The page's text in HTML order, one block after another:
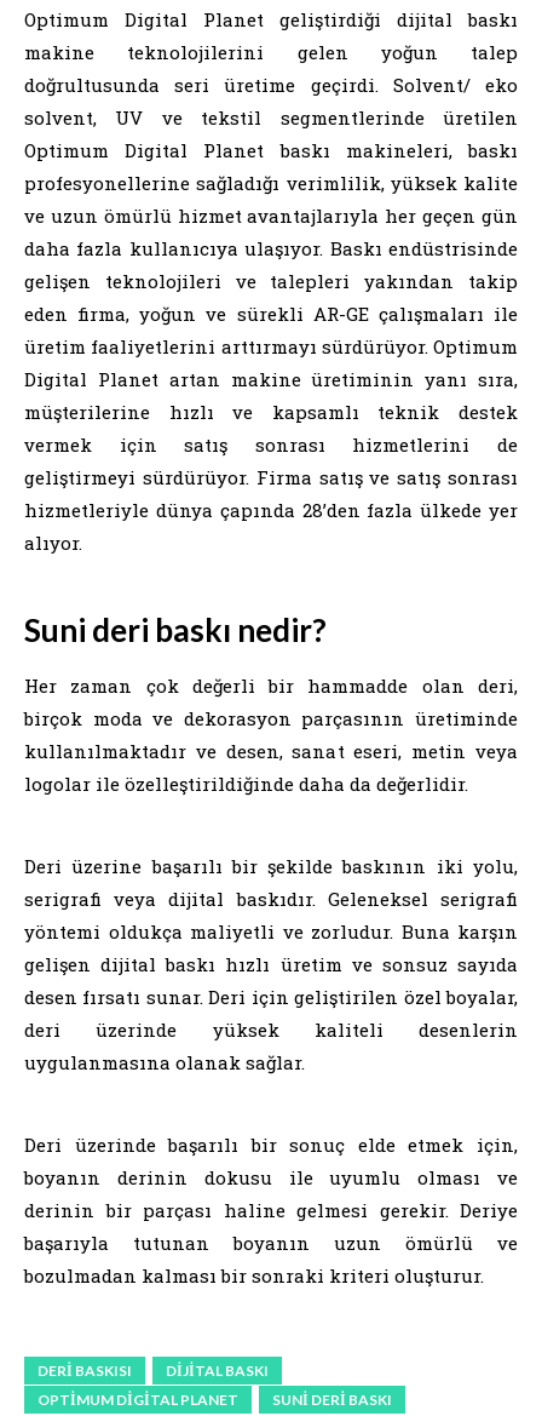
Optimum Digital Planet geliştirdiği dijital baskı
makine teknolojilerini gelen yoğun talep
doğrultusunda seri üretime geçirdi. Solvent/ eko
solvent, UV ve tekstil segmentlerinde üretilen
Optimum Digital Planet baskı makineleri, baskı
profesyonellerine sağladığı verimlilik, yüksek kalite
ve uzun ömürlü hizmet avantajlarıyla her geçen gün
daha fazla kullanıcıya ulaşıyor. Baskı endüstrisinde
gelişen teknolojileri ve talepleri yakından takip
eden firma, yoğun ve sürekli AR-GE çalışmaları ile
üretim faaliyetlerini arttırmayı sürdürüyor. Optimum
Digital Planet artan makine üretiminin yanı sıra,
müşterilerine hızlı ve kapsamlı teknik destek
vermek için satış sonrası hizmetlerini de
geliştirmeyi sürdürüyor. Firma satış ve satış sonrası
hizmetleriyle dünya çapında 28’den fazla ülkede yer
alıyor.
Suni deri baskı nedir?
Her zaman çok değerli bir hammadde olan deri,
birçok moda ve dekorasyon parçasının üretiminde
kullanılmaktadır ve desen, sanat eseri, metin veya
logolar ile özelleştirildiğinde daha da değerlidir.
Deri üzerine başarılı bir şekilde baskının iki yolu,
serigrafi veya dijital baskıdır. Geleneksel serigrafi
yöntemi oldukça maliyetli ve zorludur. Buna karşın
gelişen dijital baskı hızlı üretim ve sonsuz sayıda
desen fırsatı sunar. Deri için geliştirilen özel boyalar,
deri üzerinde yüksek kaliteli desenlerin
uygulanmasına olanak sağlar.
Deri üzerinde başarılı bir sonuç elde etmek için,
boyanın derinin dokusu ile uyumlu olması ve
derinin bir parçası haline gelmesi gerekir. Deriye
başarıyla tutunan boyanın uzun ömürlü ve
bozulmadan kalması bir sonraki kriteri oluşturur.
DERI BASKISI
DIJITAL BASKI
OPTIMUM DIGITAL PLANET
SUNI DERI BASKI